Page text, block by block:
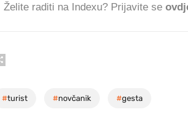
Želite raditi na Indexu? Prijavite se
#turist #novčanik #gesta